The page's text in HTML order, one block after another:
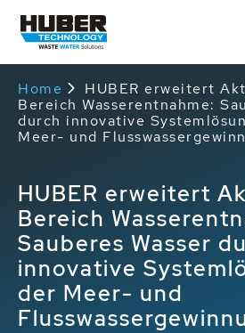
Home
HUBER erweitert
Bereich Wasserentnahme:
durch innovative
Meer- und
HUBER erweitert
Bereich
Sauberes Wasser
innovative
der Meer- und